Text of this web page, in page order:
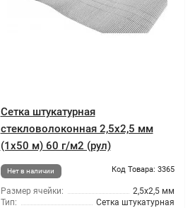
Сетка штукатурная
стекловолоконная 2,5x2,5 мм
(1x50 м) 60 г/м2 (рул)
Нет в наличии Код Товара: 3365
Размер ячейки:
2,5х2,5 мм
Тип:
Сетка штукатурная